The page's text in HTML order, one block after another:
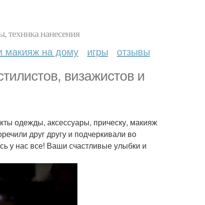
техника нанесения
макияж на дому игры отзывы
визажистов и
одежды, аксессуары, прическу, макияж
друг другу и подчеркивали во
у нас все! Ваши счастливые улыбки и